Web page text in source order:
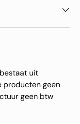
uit
producten geen
geen btw